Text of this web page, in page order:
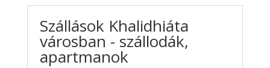
Szállások Khalidhiáta
városban - szállodák,
apartmanok